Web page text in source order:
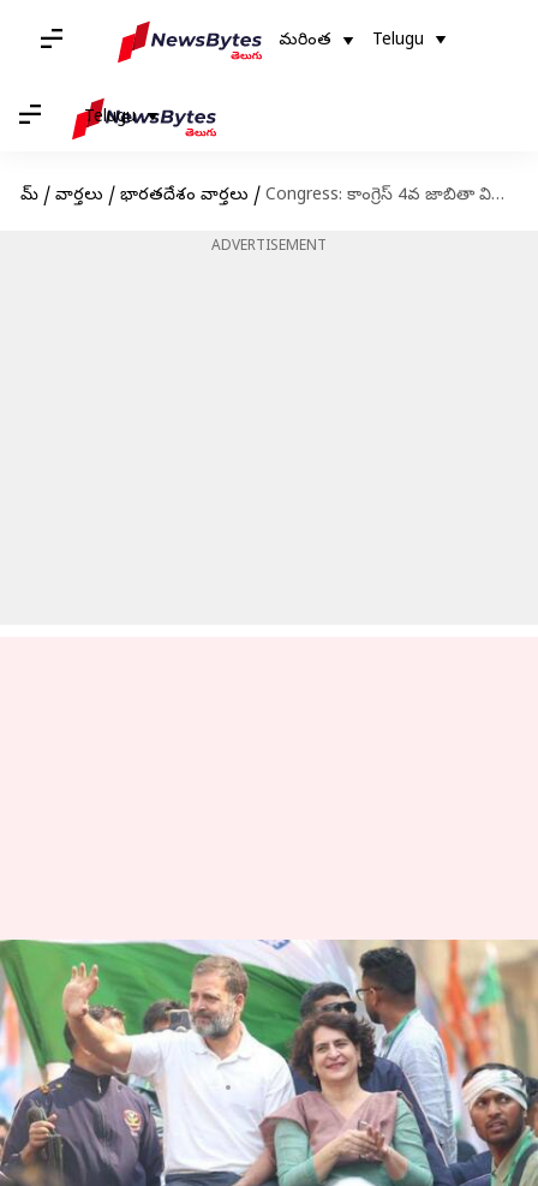
మరింత Telugu
Telugu
హోమ్ / వార్తలు / భారతదేశం వార్తలు / Congress: కాంగ్రెస్ 4వ జాబితా విడుదల.. అమేథీ-రాయ్‌బరేలీ స్థానాలపై ఉత్కంఠ
ADVERTISEMENT
Congress: కాంగ్రెస్ 4వ జాబితా
విడుదల.. అమేథీ-రాయ్‌బరేలీ
స్థానాలపై ఉత్కంఠ
వ్రాసిన వారు Stalin Mar 24, 2024 09:17 am
ఈ వార్తాకథనం ఏంటి